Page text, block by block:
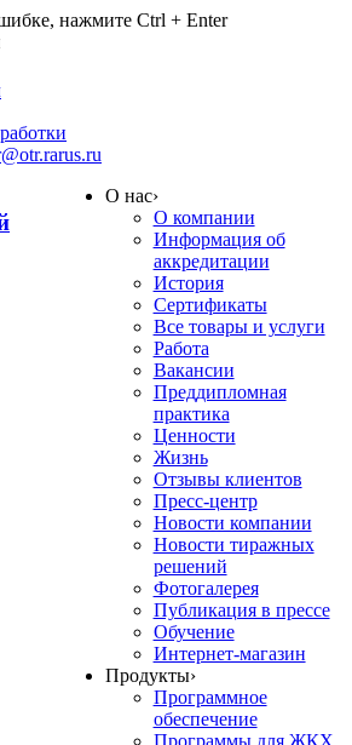
нажмите Ctrl + Enter
О нас›
О компании
Информация об
аккредитации
История
Сертификаты
Все товары и услуги
Работа
Вакансии
Преддипломная
практика
Ценности
Жизнь
Отзывы клиентов
Пресс-центр
Новости компании
Новости тиражных
решений
Фотогалерея
Публикация в прессе
Обучение
Интернет-магазин
Продукты›
Программное
обеспечение
Программы для ЖКХ